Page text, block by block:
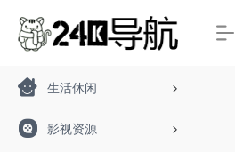
生活休闲
影视资源